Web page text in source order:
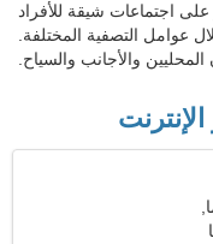
اجتماعات شيقة للأفراد
عوامل التصفية المختلفة.
والأجانب والسياح.